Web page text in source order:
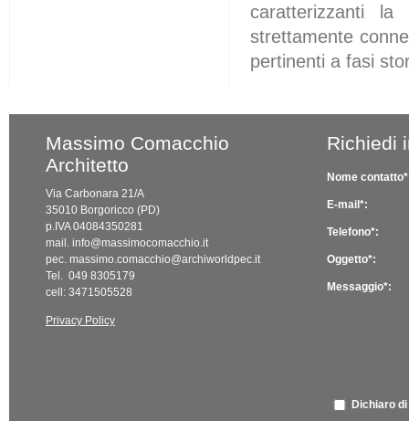
caratterizzanti
strettamente
pertinenti a fasi
Massimo Comacchio
Architetto
Via Carbonara 21/A
35010 Borgoricco (PD)
p.IVA 04084350281
mail. info@massimocomacchio.it
pec. massimo.comacchio@archiworldpec.it
Tel. 049 8305179
cell: 3471505528
Privacy Policy
Richiedi
Nome
E-mail*:
Telefono*:
Oggetto*:
Messaggio*:
Dichiaro